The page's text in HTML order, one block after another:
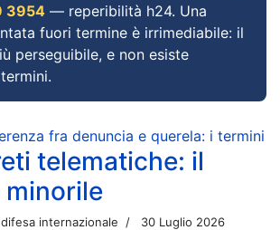
3954 — reperibilità h24. Una
fuori termine è irrimediabile: il
perseguibile, e non esiste
fra denuncia e querela: i termini
telematiche: il
minorile
internazionale 30 Luglio 2026